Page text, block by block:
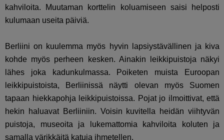
kahviloita. Muutaman korttelin koluamiseen saisi helposti
kulumaan useita päiviä.
Berliini on kuulemma myös hyvin lapsiystävällinen ja kiva
kohde myös perheen kesken. Ainakin leikkipuistoja näkyi
lähes joka kadunkulmassa. Poiketen muista Euroopan
leikkipuistoista, Berliinissä näytti olevan myös Suomen
tapaan hiekkapohja leikkipuistoissa. Pojat jo ilmoittivat, että
hekin haluavat Berliiniin. Voisin kuvitella heidän viihtyvän
puistoja, museoita ja lukemattomia kahviloita koluten ja
samalla värikkäitä katuja ihmetellen.